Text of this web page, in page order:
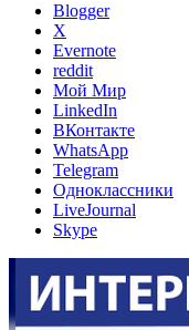
Blogger
X
Evernote
reddit
Мой Мир
LinkedIn
ВКонтакте
WhatsApp
Telegram
Одноклассники
LiveJournal
Skype